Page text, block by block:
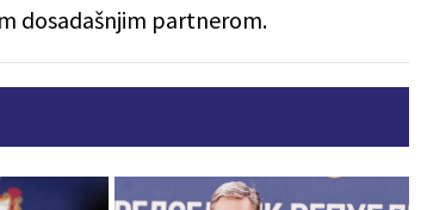
dosadašnjim partnerom.